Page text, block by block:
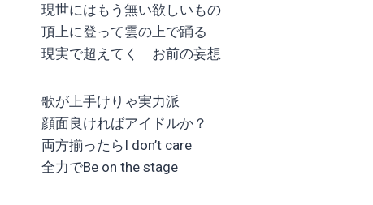
現世にはもう無い欲しいもの
頂上に登って雲の上で踊る
現実で超えてく お前の妄想
歌が上手けりゃ実力派
顔面良ければアイドルか？
両方揃ったらI don’t care
全力でBe on the stage